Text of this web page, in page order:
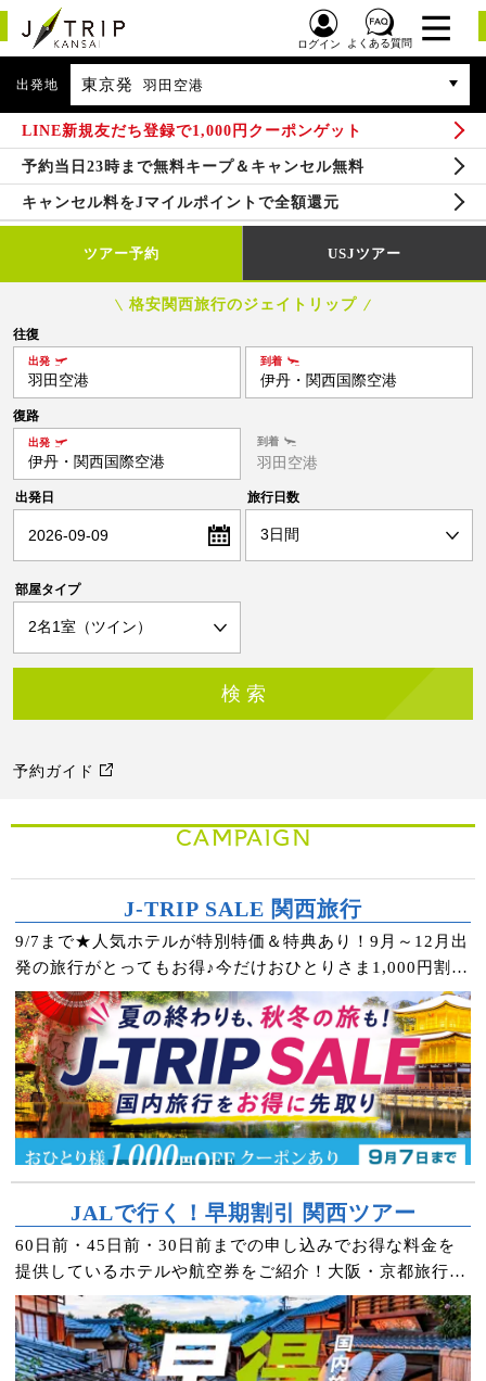
ログイン よくある質問
出発地 東京発 羽田空港
LINE新規友だち登録で1,000円クーポンゲット
予約当日23時まで無料キープ＆キャンセル無料
キャンセル料をJマイルポイントで全額還元
ツアー予約 USJツアー
格安関西旅行のジェイトリップ
出発日
2026-09-09
旅行日数
部屋タイプ
往復
出発
羽田空港
到着
伊丹・関西国際空港
復路
出発
伊丹・関西国際空港
到着
羽田空港
予約ガイド
CAMPAIGN
J-TRIP SALE 関西旅行
9/7まで★人気ホテルが特別特価＆特典あり！9月～12月出
発の旅行がとってもお得♪今だけおひとりさま1,000円割引
クーポンもプレゼント！
JALで行く！早期割引 関西ツアー
60日前・45日前・30日前までの申し込みでお得な料金を
提供しているホテルや航空券をご紹介！大阪・京都旅行・
USJツアーへお得に行くなら早期予約がおすすめです♪